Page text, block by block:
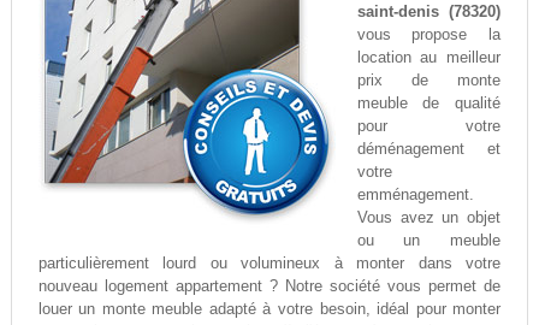
saint-denis (78320)
vous propose la
location au meilleur
prix de monte
meuble de qualité
pour votre
déménagement et
votre
emménagement.
Vous avez un objet
ou un meuble
particulièrement lourd ou volumineux à monter dans votre
nouveau logement appartement ? Notre société vous permet de
louer un monte meuble adapté à votre besoin, idéal pour monter